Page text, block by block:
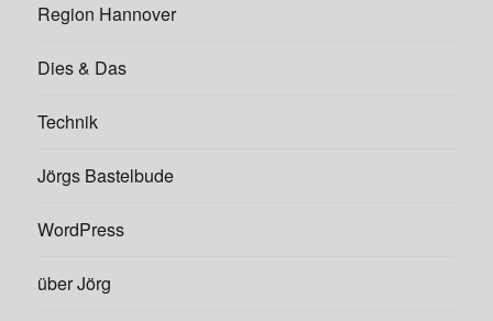
Region Hannover
Dies & Das
Technik
Jörgs Bastelbude
WordPress
über Jörg